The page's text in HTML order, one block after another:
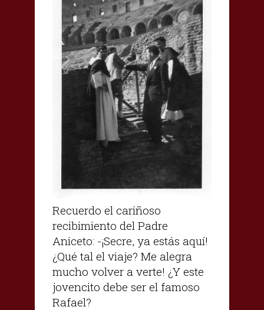
Recuerdo el cariñoso
recibimiento del Padre
Aniceto: -¡Secre, ya estás aquí!
¿Qué tal el viaje? Me alegra
mucho volver a verte! ¿Y este
jovencito debe ser el famoso
Rafael?